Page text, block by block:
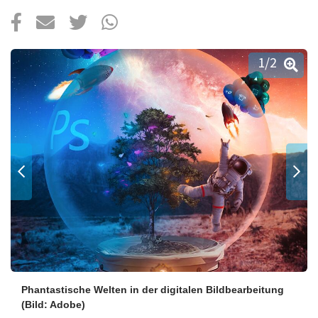
Podcast
Mac Life+
Anmelden
Phantastische Welten in der digitalen Bildbearbeitung
(Bild: Adobe)
1/2